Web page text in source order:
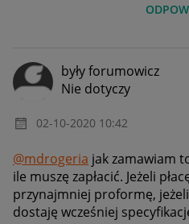
były forumowicz
Nie dotyczy
‎02-10-2020 10:42
@mdrogeria jak zamawiam
ile muszę zapłacić. Jeżeli
przynajmniej proformę,
dostaję wcześniej